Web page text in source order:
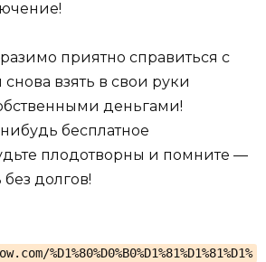
приятно справиться с
снова взять в свои руки
деньгами!
бесплатное
плодотворны и помните —
долгов!
%D1%80%D0%B0%D1%81%D1%81%D1%